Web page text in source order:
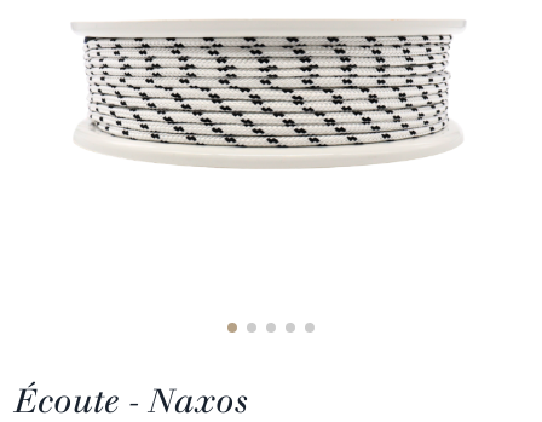
Écoute - Naxos